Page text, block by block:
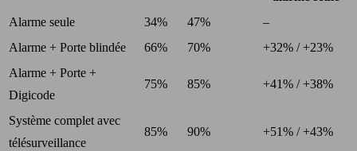
Alarme seule
34% 47%
–
Alarme + Porte blindée
66% 70%
+32% / +23%
Alarme + Porte +
Digicode
75% 85% +41% / +38%
Système complet avec
télésurveillance
85% 90% +51% / +43%